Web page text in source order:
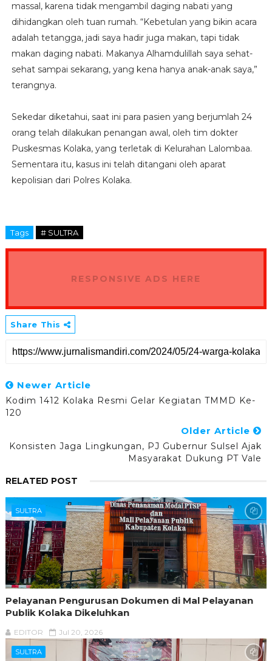
massal, karena tidak mengambil daging nabati yang
dihidangkan oleh tuan rumah. “Kebetulan yang bikin acara
adalah tetangga, jadi saya hadir juga makan, tapi tidak
makan daging nabati. Makanya Alhamdulillah saya sehat-
sehat sampai sekarang, yang kena hanya anak-anak saya,”
terangnya.
Sekedar diketahui, saat ini para pasien yang berjumlah 24
orang telah dilakukan penangan awal, oleh tim dokter
Puskesmas Kolaka, yang terletak di Kelurahan Lalombaa.
Sementara itu, kasus ini telah ditangani oleh aparat
kepolisian dari Polres Kolaka.
Tags # SULTRA
RESPONSIVE ADS HERE
Share This
Newer Article
Kodim 1412 Kolaka Resmi Gelar Kegiatan TMMD Ke-
120
Older Article
Konsisten Jaga Lingkungan, PJ Gubernur Sulsel Ajak
Masyarakat Dukung PT Vale
RELATED POST
SULTRA
Pelayanan Pengurusan Dokumen di Mal Pelayanan
Publik Kolaka Dikeluhkan
EDITOR Jul 20, 2026
SULTRA